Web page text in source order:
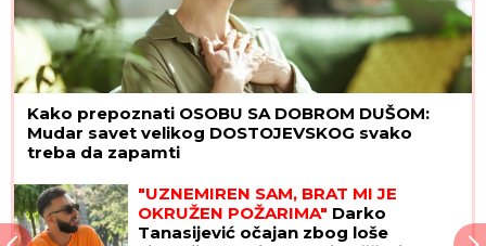
Kako prepoznati OSOBU SA DOBROM DUŠOM:
Mudar savet velikog DOSTOJEVSKOG svako
treba da zapamti
"IMAO JE NAPADE, TREBALO SE
IZBORITI SA TIM"Pevačica zbog
unuka sa autizmom otišla da živi na